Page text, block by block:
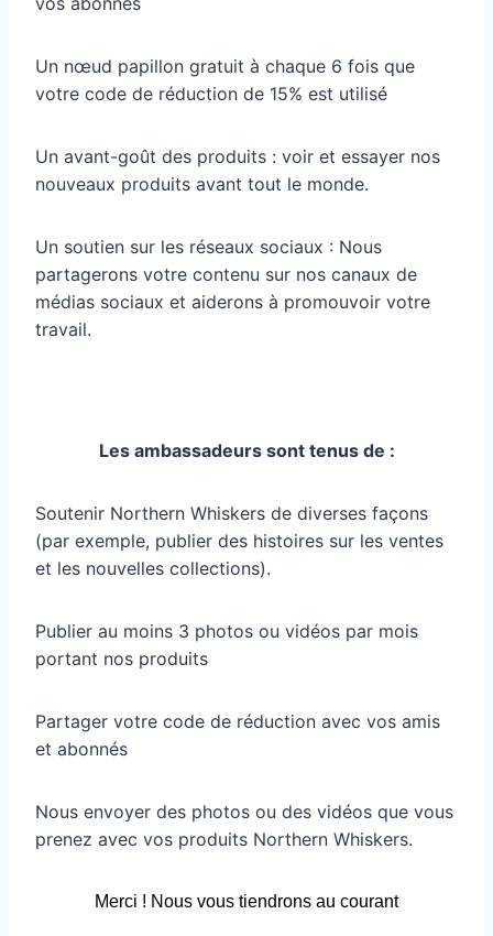
Un nœud papillon gratuit à chaque 6 fois que
votre code de réduction de 15% est utilisé
Un avant-goût des produits : voir et essayer nos
nouveaux produits avant tout le monde.
Un soutien sur les réseaux sociaux : Nous
partagerons votre contenu sur nos canaux de
médias sociaux et aiderons à promouvoir votre
travail.
Les ambassadeurs sont tenus de :
Soutenir Northern Whiskers de diverses façons
(par exemple, publier des histoires sur les ventes
et les nouvelles collections).
Publier au moins 3 photos ou vidéos par mois
portant nos produits
Partager votre code de réduction avec vos amis
et abonnés
Nous envoyer des photos ou des vidéos que vous
prenez avec vos produits Northern Whiskers.
Merci ! Nous vous tiendrons au courant